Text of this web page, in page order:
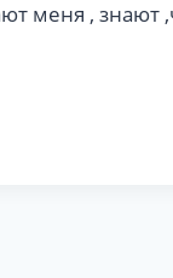
меня , знают